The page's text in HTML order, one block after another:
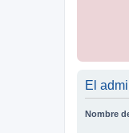
El
Nombre